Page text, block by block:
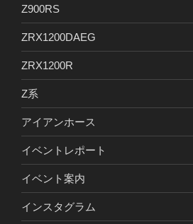
Z900RS
ZRX1200DAEG
ZRX1200R
Z系
アイアンホース
イベントレポート
イベント案内
インスタグラム